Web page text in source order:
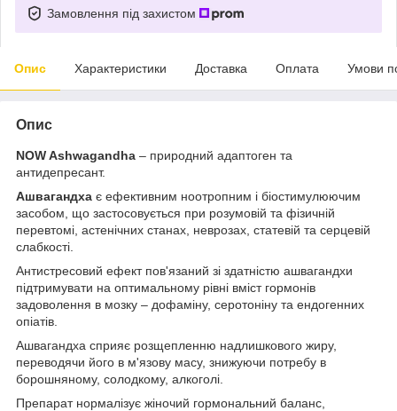
Замовлення під захистом
Опис Характеристики Доставка Оплата Умови
Опис
NOW Ashwagandha – природний адаптоген та
антидепресант.
Ашвагандха є ефективним ноотропним і біостимулюючим
засобом, що застосовується при розумовій та фізичній
перевтомі, астенічних станах, неврозах, статевій та серцевій
слабкості.
Антистресовий ефект пов'язаний зі здатністю ашвагандхи
підтримувати на оптимальному рівні вміст гормонів
задоволення в мозку – дофаміну, серотоніну та ендогенних
опіатів.
Ашвагандха сприяє розщепленню надлишкового жиру,
переводячи його в м'язову масу, знижуючи потребу в
борошняному, солодкому, алкоголі.
Препарат нормалізує жіночий гормональний баланс,